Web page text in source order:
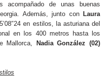
acompañado de unas buenas
Además, junto con Laura
en estilos, la asturiana del
en los 400 metros hasta los
Mallorca,
Nadia González (02)